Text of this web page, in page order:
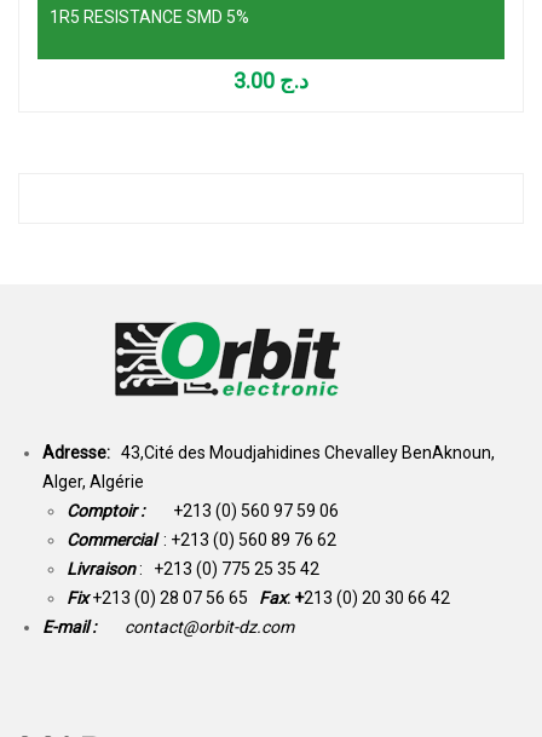
1R5 RESISTANCE SMD 5%
د.ج
Adresse: 43,Cité des Moudjahidines Chevalley BenAknoun,
Alger, Algérie
Comptoir : +213 (0) 560 97 59 06
Commercial : +213 (0) 560 89 76 62
Livraison: +213 (0) 775 25 35 42
Fix +213 (0) 28 07 56 65 Fax: +213 (0) 20 30 66 42
E-mail :
contact@orbit-dz.com